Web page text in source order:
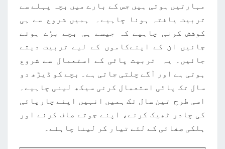
مہارتیں ہوتی ہیں جس کے بارے میں بچہ پہلے سے
تربیت یافتہ ہونا چاہیے۔ ہمیں شروع سے ہی
کوشش کرنی چاہیے کہ جیسے ہی بچے بڑے ہوتے
جائیں ان کے اپنےکاموں کے لیے تربیت دیتے
جائیں۔ یہ تربیت پاٹی کے استعمال سے شروع
ہوتی ہے اور آگے چلتی جاتی ہے۔ بچے کو ڈیڑھ دو
سال تک پاٹی استعمال کرنی سیکھ لینی چاہیے۔
اسی طرح تین سال تک ہمیں انہیں اپنے چارپائی
کی چادر ٹھیک کرنے، اپنے جوتے صاف کرنے اور
ہلکی صفائی کے لئے تیار کر لینا چاہئے۔